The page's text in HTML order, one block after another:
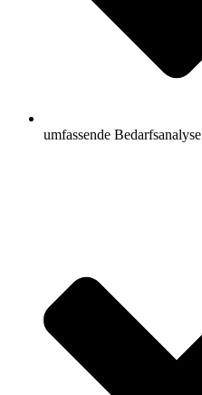
umfassende Bedarfsanalyse